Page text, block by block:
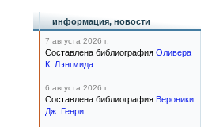
информация, новости
7 августа 2026 г.
Составлена библиография Оливера
К. Лэнгмида
6 августа 2026 г.
Составлена библиография Вероники
Дж. Генри